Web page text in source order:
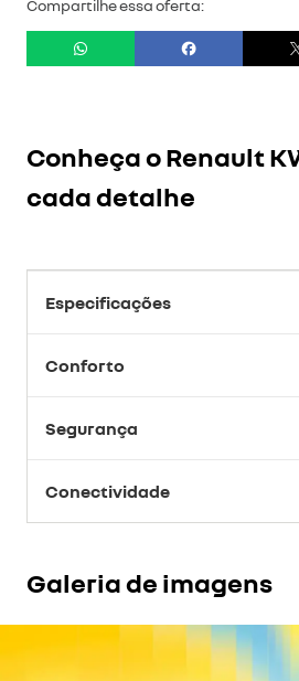
Compartilhe essa oferta:
Conheça oRenault
cada detalhe
Especificações
Conforto
Segurança
Conectividade
Galeria de imagens